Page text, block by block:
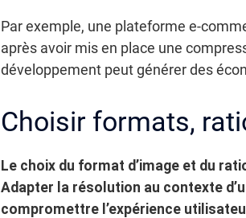
Par exemple, une plateforme e-
après avoir mis en place une
développement peut générer des
Choisir formats,
Le choix du format d’image et du
Adapter la résolution au contexte
compromettre l’expérience